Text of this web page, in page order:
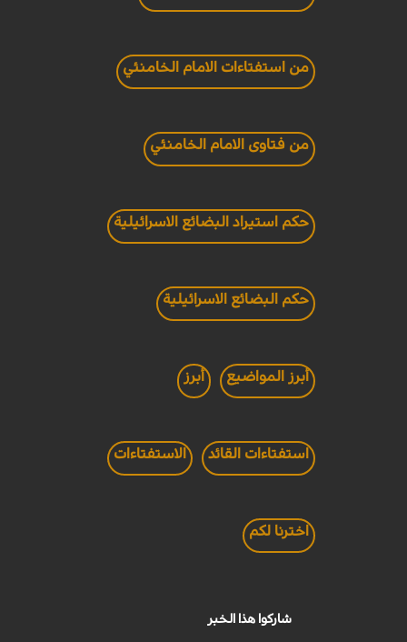
من استفتاءات الامام الخامنئي
من فتاوى الامام الخامنئي
حكم استيراد البضائع الاسرائيلية
حكم البضائع الاسرائيلية
أبرز المواضيع أبرز
استفتاءات القائد الاستفتاءات
اخترنا لكم
شاركوا هذا الخبر